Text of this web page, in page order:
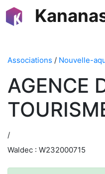
Associations / Nouvelle-
AGENCE
/
Waldec : W232000715